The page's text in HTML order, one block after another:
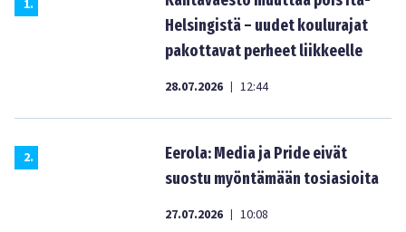
1.
Helsingistä – uudet koulurajat
pakottavat perheet liikkeelle
28.07.2026 | 12:44
2.
Eerola: Media ja Pride eivät
suostu myöntämään tosiasioita
27.07.2026 | 10:08